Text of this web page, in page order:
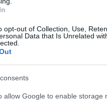
opt-out of Collection, Use,
Data that Is Unrelated
allow Google to enable storage
Rushmore-hegy